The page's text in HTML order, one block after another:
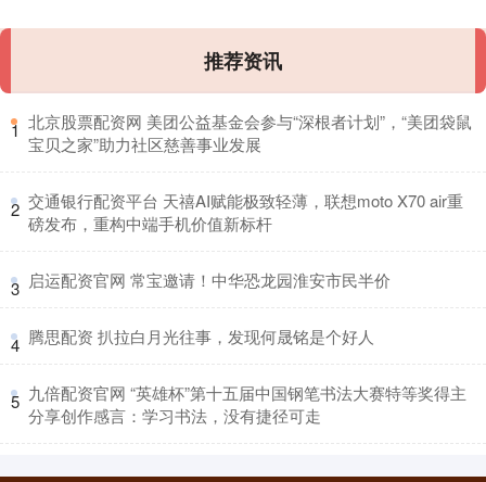
推荐资讯
1 ​北京股票配资网 美团公益基金会参与“深根者计划”，“美团袋鼠
宝贝之家”助力社区慈善事业发展
2 ​交通银行配资平台 天禧AI赋能极致轻薄，联想moto X70 air重
磅发布，重构中端手机价值新标杆
3 ​启运配资官网 常宝邀请！中华恐龙园淮安市民半价
4 ​腾思配资 扒拉白月光往事，发现何晟铭是个好人
5 ​九倍配资官网 “英雄杯”第十五届中国钢笔书法大赛特等奖得主
分享创作感言：学习书法，没有捷径可走